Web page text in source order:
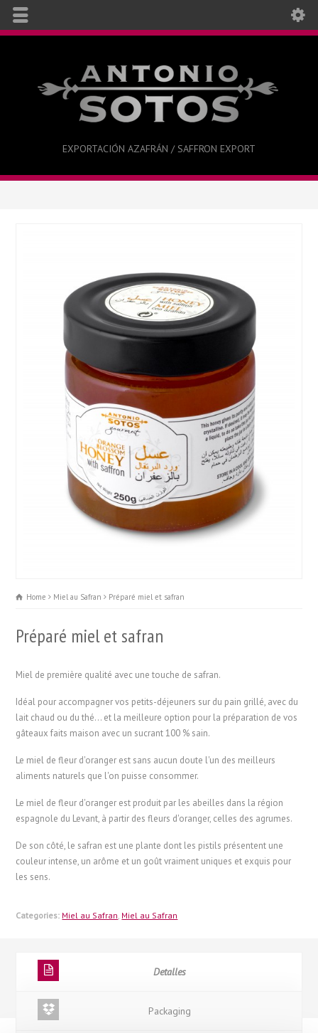
EXPORTACIÓN AZAFRÁN / SAFFRON EXPORT
Home Miel au Safran Préparé miel et safran
Préparé miel et safran
Miel de première qualité avec une touche de safran.
Idéal pour accompagner vos petits-déjeuners sur du pain grillé, avec du
lait chaud ou du thé... et la meilleure option pour la préparation de vos
gâteaux faits maison avec un sucrant 100 % sain.
Le miel de fleur d'oranger est sans aucun doute l'un des meilleurs
aliments naturels que l'on puisse consommer.
Le miel de fleur d'oranger est produit par les abeilles dans la région
espagnole du Levant, à partir des fleurs d'oranger, celles des agrumes.
De son côté, le safran est une plante dont les pistils présentent une
couleur intense, un arôme et un goût vraiment uniques et exquis pour
les sens.
Categories: Miel au Safran, Miel au Safran
Detalles
Packaging